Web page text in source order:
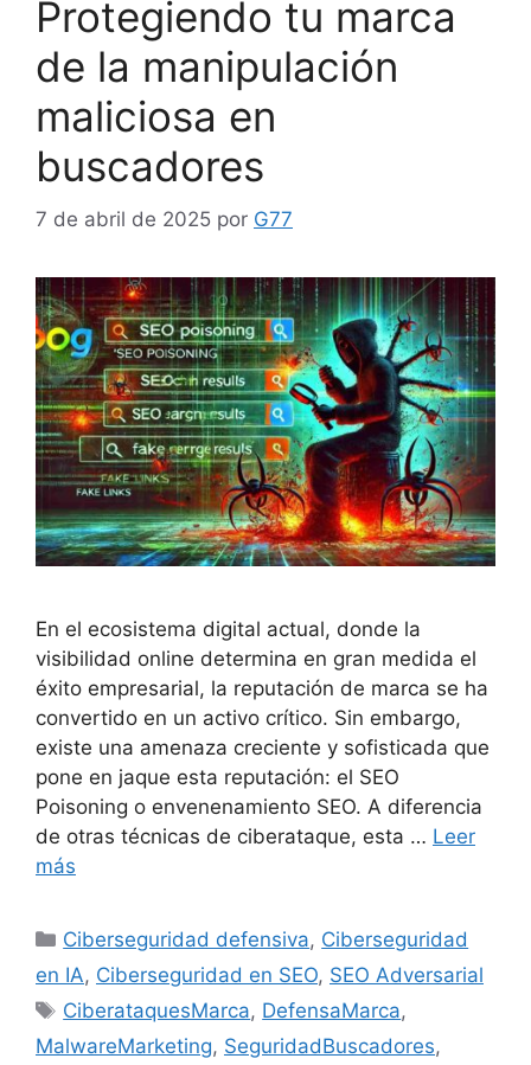
Protegiendo tu marca
de la manipulación
maliciosa en
buscadores
7 de abril de 2025 por G77
En el ecosistema digital actual, donde la
visibilidad online determina en gran medida el
éxito empresarial, la reputación de marca se ha
convertido en un activo crítico. Sin embargo,
existe una amenaza creciente y sofisticada que
pone en jaque esta reputación: el SEO
Poisoning o envenenamiento SEO. A diferencia
de otras técnicas de ciberataque, esta … Leer
más
Categorías
Ciberseguridad defensiva, Ciberseguridad
en IA, Ciberseguridad en SEO, SEO Adversarial
Etiquetas
CiberataquesMarca, DefensaMarca,
MalwareMarketing, SeguridadBuscadores,